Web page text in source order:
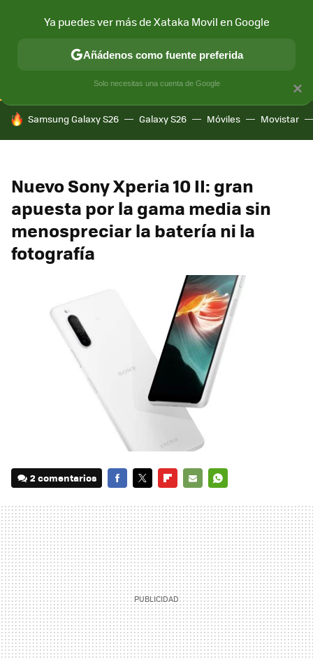
CONECTIVIDAD MÓVIL Y SOCIEDAD APLICACIONES
HOY SE HABLA DE
Samsung Galaxy S26 Galaxy S26 Móviles Movistar
Nuevo Sony Xperia 10 II: gran
apuesta por la gama media sin
menospreciar la batería ni la
fotografía
2 comentarios
MAIL
×
Ya puedes ver más de Xataka Movil en Google
Añádenos como fuente preferida
Solo necesitas una cuenta de Google